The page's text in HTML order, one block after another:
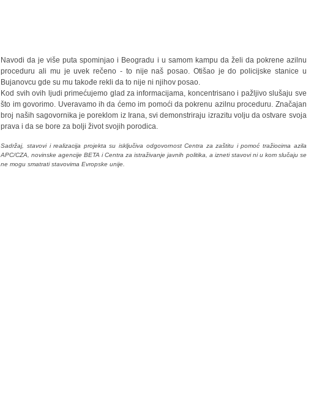
Navodi da je više puta spominjao i Beogradu i u samom kampu da želi da pokrene azilnu
proceduru ali mu je uvek rečeno - to nije naš posao. Otišao je do policijske stanice u
Bujanovcu gde su mu takođe rekli da to nije ni njihov posao.
Kod svih ovih ljudi primećujemo glad za informacijama, koncentrisano i pažljivo slušaju sve
što im govorimo. Uveravamo ih da ćemo im pomoći da pokrenu azilnu proceduru. Značajan
broj naših sagovornika je poreklom iz Irana, svi demonstriraju izrazitu volju da ostvare svoja
prava i da se bore za bolji život svojih porodica.
Sadržaj, stavovi i realizacija projekta su isključiva odgovornost Centra za zaštitu i pomoć tražiocima azila
APC/CZA, novinske agencije BETA i Centra za istraživanje javnih politika, a izneti stavovi ni u kom slučaju se
ne mogu smatrati stavovima Evropske unije.